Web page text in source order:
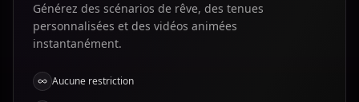
Générez des scénarios de rêve, des tenues
personnalisées et des vidéos animées
instantanément.
Aucune restriction